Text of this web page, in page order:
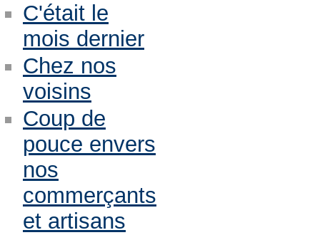
C'était le
mois dernier
Chez nos
voisins
Coup de
pouce envers
nos
commerçants
et artisans